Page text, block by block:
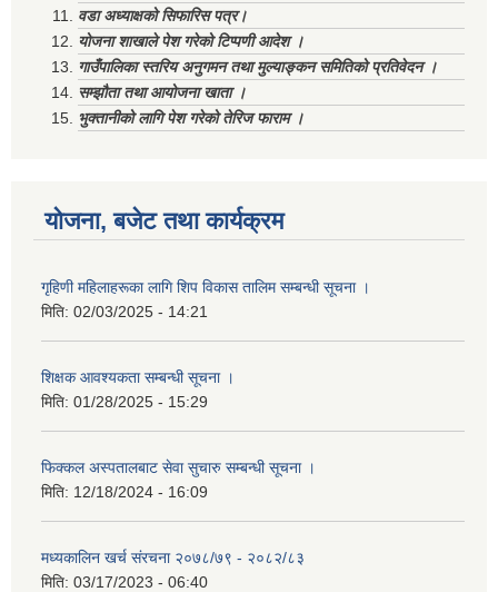
वडा अध्याक्षको सिफारिस पत्र।
योजना शाखाले पेश गरेको टिप्पणी आदेश ।
गाउँपालिका स्तरिय अनुगमन तथा मुल्याङ्कन समितिको प्रतिवेदन ।
सम्झौता तथा आयोजना खाता ।
भुक्तानीको लागि पेश गरेको तेरिज फाराम ।
योजना, बजेट तथा कार्यक्रम
गृहिणी महिलाहरूका लागि शिप विकास तालिम सम्बन्धी सूचना ‌।
मिति: 02/03/2025 - 14:21
शिक्षक आवश्यकता सम्बन्धी सूचना ।
मिति: 01/28/2025 - 15:29
फिक्कल अस्पतालबाट सेवा सुचारु सम्बन्धी सूचना ।
मिति: 12/18/2024 - 16:09
मध्यकालिन खर्च संरचना २०७८/७९ - २०८२/८३
मिति: 03/17/2023 - 06:40